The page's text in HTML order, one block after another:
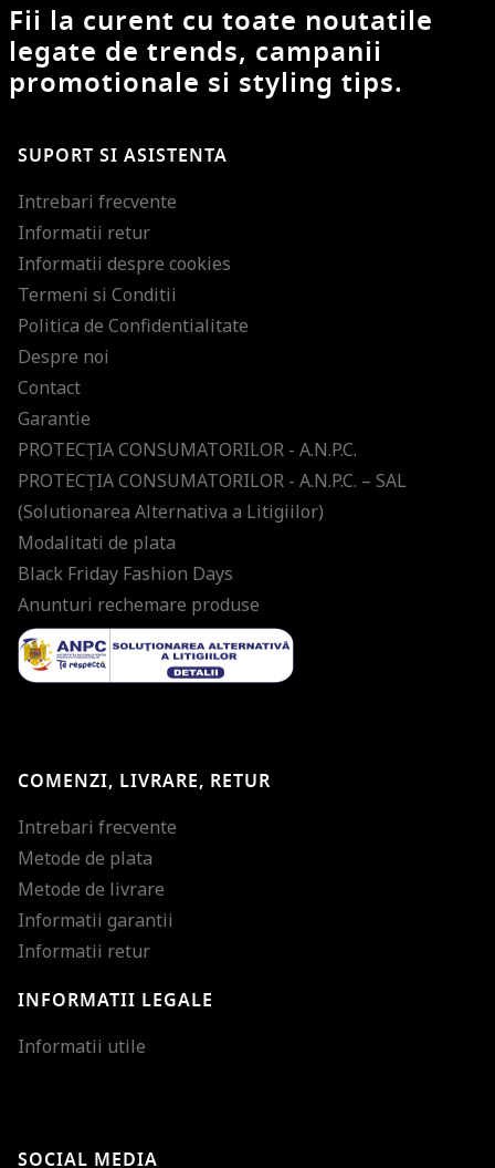
Fii la curent cu toate noutatile
legate de trends, campanii
promotionale si styling tips.
SUPORT SI ASISTENTA
Intrebari frecvente
Informatii retur
Informatii despre cookies
Termeni si Conditii
Politica de Confidentialitate
Despre noi
Contact
Garantie
PROTECŢIA CONSUMATORILOR - A.N.P.C.
PROTECŢIA CONSUMATORILOR - A.N.P.C. – SAL
(Solutionarea Alternativa a Litigiilor)
Modalitati de plata
Black Friday Fashion Days
Anunturi rechemare produse
COMENZI, LIVRARE, RETUR
Intrebari frecvente
Metode de plata
Metode de livrare
Informatii garantii
Informatii retur
INFORMATII LEGALE
Informatii utile
SOCIAL MEDIA